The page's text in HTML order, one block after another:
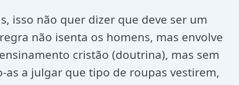
isso não quer dizer que deve ser um
não isenta os homens, mas envolve
cristão (doutrina), mas sem
as a julgar que tipo de roupas vestirem,